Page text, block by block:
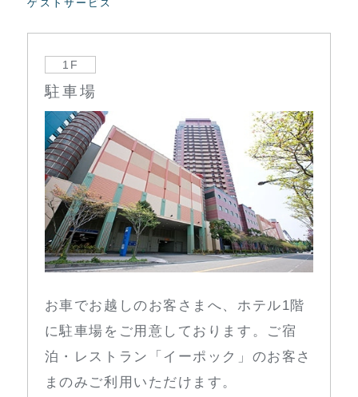
ゲストサービス
1F
駐車場
お車でお越しのお客さまへ、ホテル1階
に駐車場をご用意しております。ご宿
泊・レストラン「イーポック」のお客さ
まのみご利用いただけます。